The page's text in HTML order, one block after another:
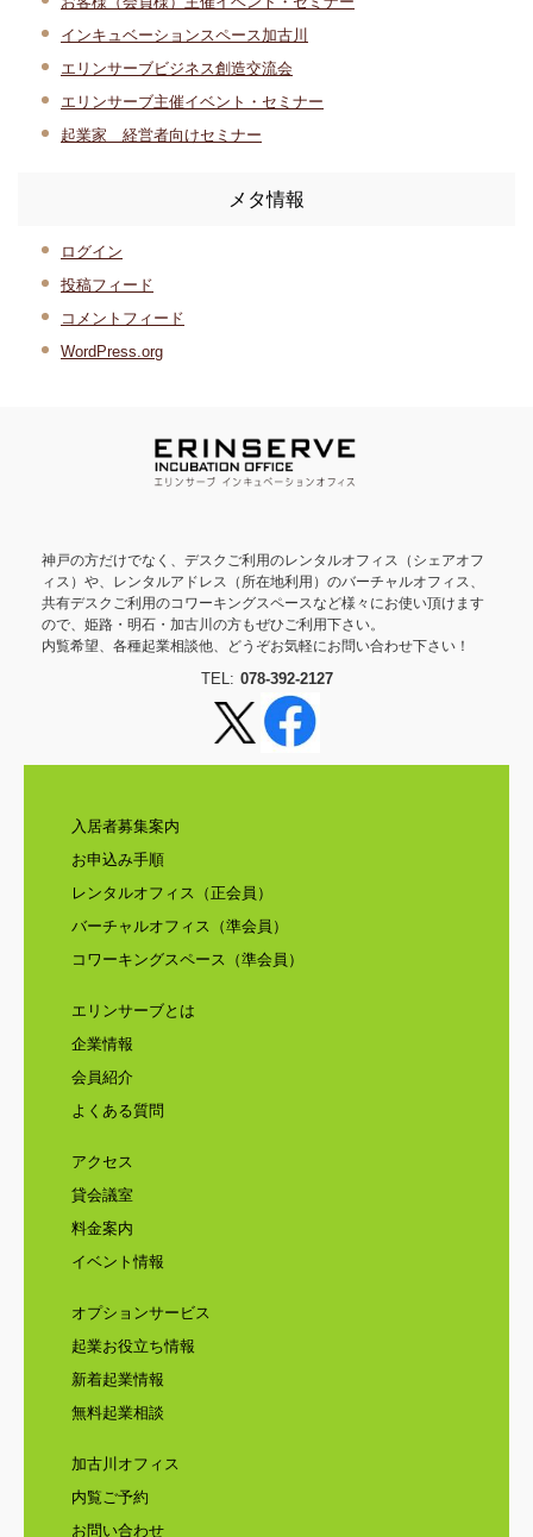
インキュベーションスペース加古川
エリンサーブビジネス創造交流会
エリンサーブ主催イベント・セミナー
起業家 経営者向けセミナー
メタ情報
ログイン
投稿フィード
コメントフィード
WordPress.org
神戸の方だけでなく、デスクご利用のレンタルオフィス（シェアオフ
ィス）や、レンタルアドレス（所在地利用）のバーチャルオフィス、
共有デスクご利用のコワーキングスペースなど様々にお使い頂けます
ので、姫路・明石・加古川の方もぜひご利用下さい。
内覧希望、各種起業相談他、どうぞお気軽にお問い合わせ下さい！
TEL: 078-392-2127
入居者募集案内
お申込み手順
レンタルオフィス（正会員）
バーチャルオフィス（準会員）
コワーキングスペース（準会員）
エリンサーブとは
企業情報
会員紹介
よくある質問
アクセス
貸会議室
料金案内
イベント情報
オプションサービス
起業お役立ち情報
新着起業情報
無料起業相談
加古川オフィス
内覧ご予約
お問い合わせ